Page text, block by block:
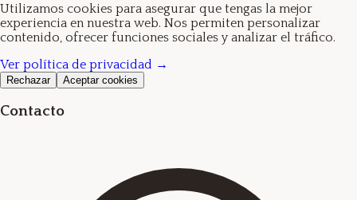
Utilizamos cookies para asegurar que tengas la mejor
experiencia en nuestra web. Nos permiten personalizar
contenido, ofrecer funciones sociales y analizar el tráfico.
Ver política de privacidad →
Rechazar Aceptar cookies
Contacto